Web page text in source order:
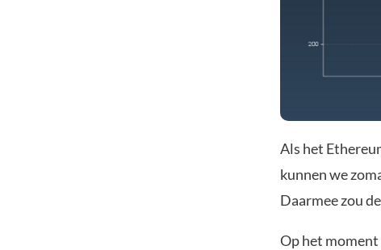
Als het
kunnen we
Daarmee zou
Op het